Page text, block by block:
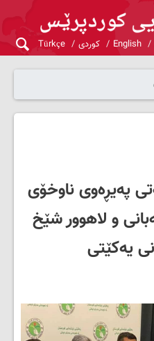
English کوردی Türkçe
په‌یڕه‌وی ناوخۆی
و لاهوور شێخ
یەكێتی